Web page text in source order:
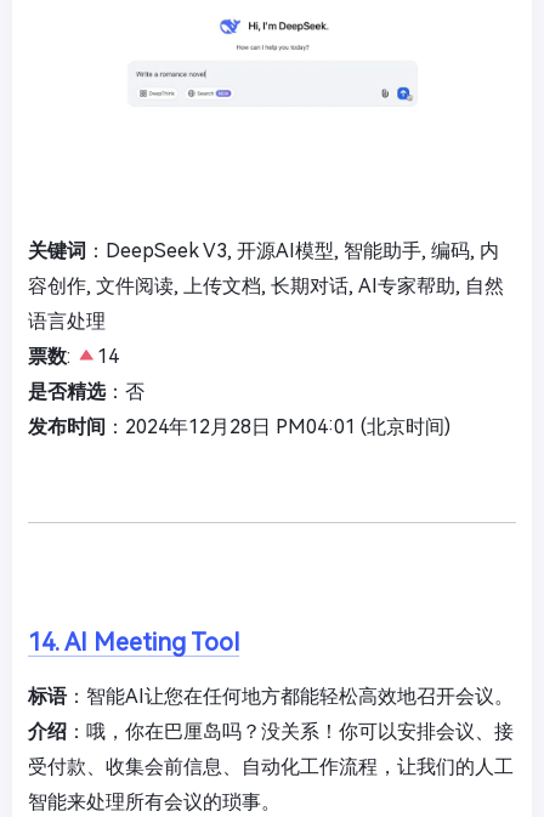
关键词 ：DeepSeek V3, 开源AI模型, 智能助手, 编码, 内
容创作, 文件阅读, 上传文档, 长期对话, AI专家帮助, 自然
语言处理
票数:
14
是否精选：否
发布时间 ：2024年12月28日 PM04:01 (北京时间)
14. AI Meeting Tool
标语：智能AI让您在任何地方都能轻松高效地召开会议。
介绍 ：哦，你在巴厘岛吗？没关系！你可以安排会议、接
受付款、收集会前信息、自动化工作流程，让我们的人工
智能来处理所有会议的琐事。